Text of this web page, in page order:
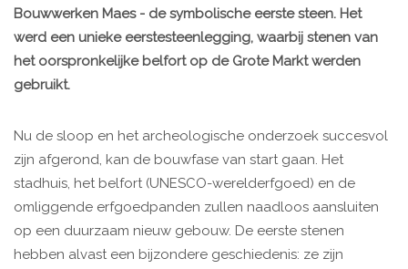
Bouwwerken Maes - de symbolische eerste steen. Het
werd een unieke eerstesteenlegging, waarbij stenen van
het oorspronkelijke belfort op de Grote Markt werden
gebruikt.
Nu de sloop en het archeologische onderzoek succesvol
zijn afgerond, kan de bouwfase van start gaan. Het
stadhuis, het belfort (UNESCO-werelderfgoed) en de
omliggende erfgoedpanden zullen naadloos aansluiten
op een duurzaam nieuw gebouw. De eerste stenen
hebben alvast een bijzondere geschiedenis: ze zijn